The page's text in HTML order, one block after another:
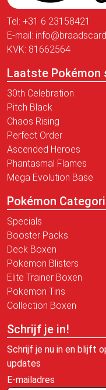
Tel: +31 6 23158421
E-mail:
KVK: 81662564
Laatste Pokémon
30th Celebration
Pitch Black
Chaos Rising
Perfect Order
Ascended Heroes
Phantasmal Flames
Mega Evolution Base
Pokémon
Specials
Booster Packs
Deck Boxen
Pokemon Blisters
Elite Trainer Boxen
Pokemon Tins
Collection Boxen
Schrijf je in!
Schrijf je nu in en blijft
updates
E-mailadres